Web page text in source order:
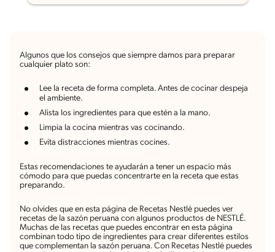
Algunos que los consejos que siempre damos para preparar
cualquier plato son:
Lee la receta de forma completa. Antes de cocinar despeja
el ambiente.
Alista los ingredientes para que estén a la mano.
Limpia la cocina mientras vas cocinando.
Evita distracciones mientras cocines.
Estas recomendaciones te ayudarán a tener un espacio más
cómodo para que puedas concentrarte en la receta que estas
preparando.
No olvides que en esta página de Recetas Nestlé puedes ver
recetas de la sazón peruana con algunos productos de NESTLÉ.
Muchas de las recetas que puedes encontrar en esta página
combinan todo tipo de ingredientes para crear diferentes estilos
que complementan la sazón peruana. Con Recetas Nestlé puedes